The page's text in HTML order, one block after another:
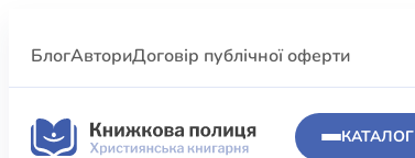
БлогАвториДоговір публічної оферти
КАТАЛОГ